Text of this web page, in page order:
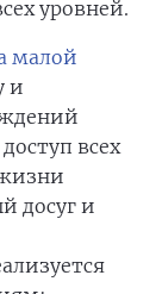
уровней.
малой
и
всех
досуг и